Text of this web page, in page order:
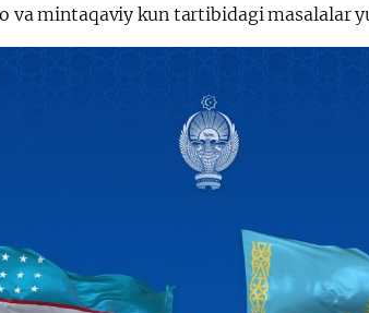
va mintaqaviy kun tartibidagi masalalar